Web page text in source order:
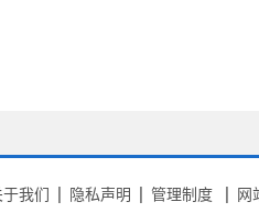
于我们 隐私声明 管理制度 网